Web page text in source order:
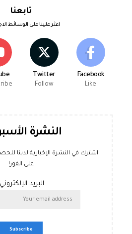
تابعنا
اعثر علينا على الوسائط
Facebook
Like
Twitter
Follow
النشرة
اشترك في النشرة الإخبارية لدينا
على الفور!
البريد